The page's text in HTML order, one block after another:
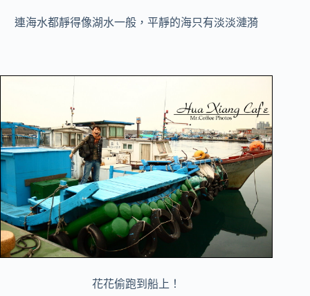
連海水都靜得像湖水一般，平靜的海只有淡淡漣漪
花花偷跑到船上！